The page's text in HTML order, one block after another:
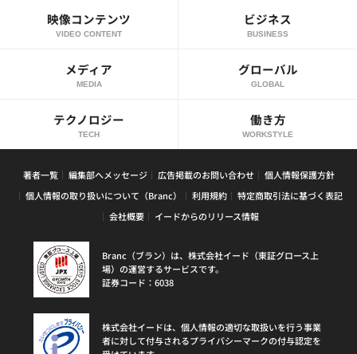
映像コンテンツ
VIDEO CONTENT
ビジネス
BUSINESS
メディア
MEDIA
グローバル
GLOBAL
テクノロジー
TECH
働き方
WORKSTYLE
著者一覧 編集部へメッセージ 広告掲載のお問い合わせ
個人情報保護方針
個人情報の取り扱いについて（Branc）
利用規約
特定商取引法に基づく表記
会社概要
イードからのリリース情報
Branc（ブラン）は、株式会社イード（東証グロース上
場）の運営するサービスです。
証券コード：6038
株式会社イードは、個人情報の適切な取扱いを行う事業
者に対して付与されるプライバシーマークの付与認定を